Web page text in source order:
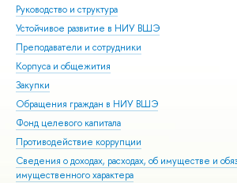
Руководство и структура
Устойчивое развитие в НИУ ВШЭ
Преподаватели и сотрудники
Корпуса и общежития
Закупки
Обращения граждан в НИУ ВШЭ
Фонд целевого капитала
Противодействие коррупции
Сведения о доходах, расходах, об имуществе и
имущественного характера